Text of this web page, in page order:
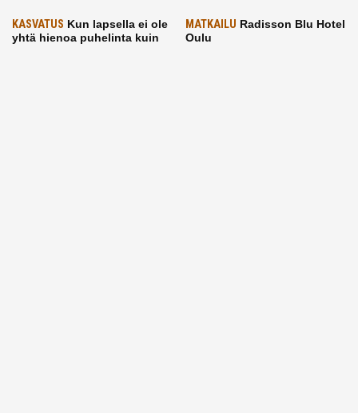
KASVATUS Kun lapsella ei ole
yhtä hienoa puhelinta kuin
MATKAILU Radisson Blu Hotel
Oulu